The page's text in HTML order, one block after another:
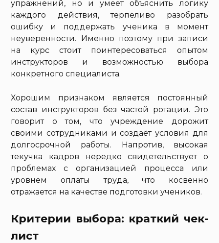
упражнений, но и умеет объяснить логику
каждого действия, терпеливо разобрать
ошибку и поддержать ученика в момент
неуверенности. Именно поэтому при записи
на курс стоит поинтересоваться опытом
инструкторов и возможностью выбора
конкретного специалиста.
Хорошим признаком является постоянный
состав инструкторов без частой ротации. Это
говорит о том, что учреждение дорожит
своими сотрудниками и создаёт условия для
долгосрочной работы. Напротив, высокая
текучка кадров нередко свидетельствует о
проблемах с организацией процесса или
уровнем оплаты труда, что косвенно
отражается на качестве подготовки учеников.
Критерии выбора: краткий чек-
лист